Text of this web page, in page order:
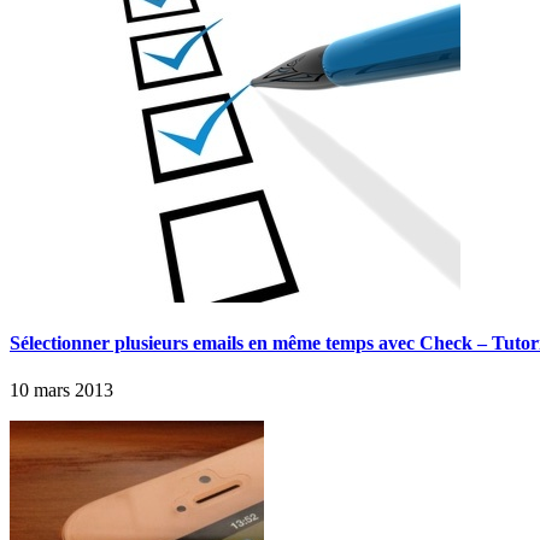
Sélectionner plusieurs emails en même temps avec Check –
10 mars 2013